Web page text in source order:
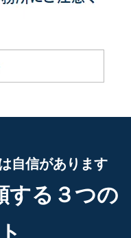
自信があります
する３つの